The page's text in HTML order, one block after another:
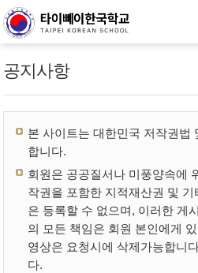
공지사항
본 사이트는 대한민국 저작권법
합니다.
회원은 공공질서나 미풍양속에
작권을 포함한 지적재산권 및
은 등록할 수 없으며, 이러한 게
의 모든 책임은 회원 본인에게
영상은 요청시에 삭제가능합니
다.